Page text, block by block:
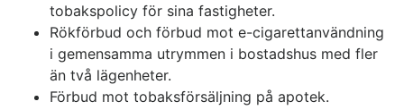
tobakspolicy för sina fastigheter.
Rökförbud och förbud mot e-cigarettanvändning
i gemensamma utrymmen i bostadshus med fler
än två lägenheter.
Förbud mot tobaksförsäljning på apotek.